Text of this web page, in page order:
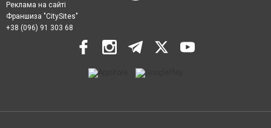
Реклама на сайті
Франшиза "CitySites"
+38 (096) 91 303 68